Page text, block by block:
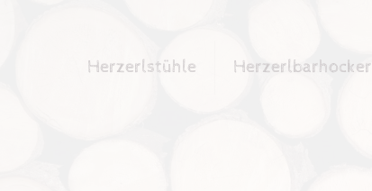
Herzerlstühle Herzerlbarhocker